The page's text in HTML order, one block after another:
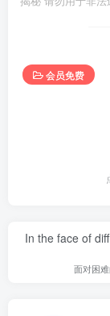
会员免费
In the face of
面对困